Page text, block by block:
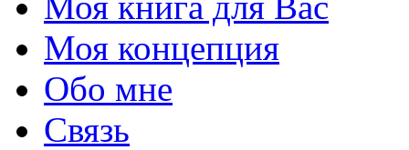
Моя концепция
Обо мне
Связь